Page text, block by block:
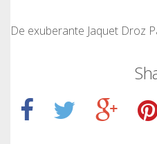
De exuberante Jaquet Droz